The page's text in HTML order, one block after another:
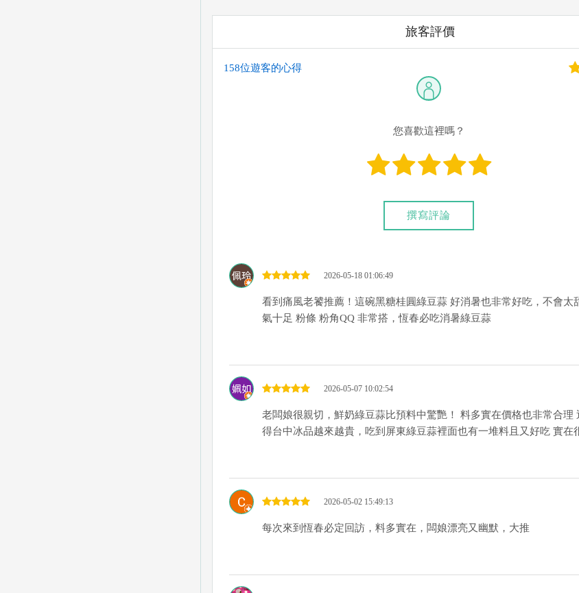
旅客評價
158位遊客的心得
您喜歡這裡嗎？
撰寫評論
2026-05-18 01:06:49
看到痛風老饕推薦！這碗黑糖桂圓綠豆蒜 好消暑也非常好吃，不會太
氣十足 粉條 粉角QQ 非常搭，恆春必吃消暑綠豆蒜
2026-05-07 10:02:54
老闆娘很親切，鮮奶綠豆蒜比預料中驚艷！ 料多實在價格也非常合理
得台中冰品越來越貴，吃到屏東綠豆蒜裡面也有一堆料且又好吃 實在
2026-05-02 15:49:13
每次來到恆春必定回訪，料多實在，闆娘漂亮又幽默，大推